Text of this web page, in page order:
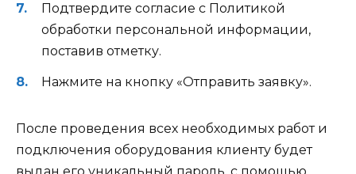
Подтвердите согласие с Политикой
обработки персональной информации,
поставив отметку.
Нажмите на кнопку «Отправить заявку».
После проведения всех необходимых работ и
подключения оборудования клиенту будет
выдан его уникальный пароль, с помощью